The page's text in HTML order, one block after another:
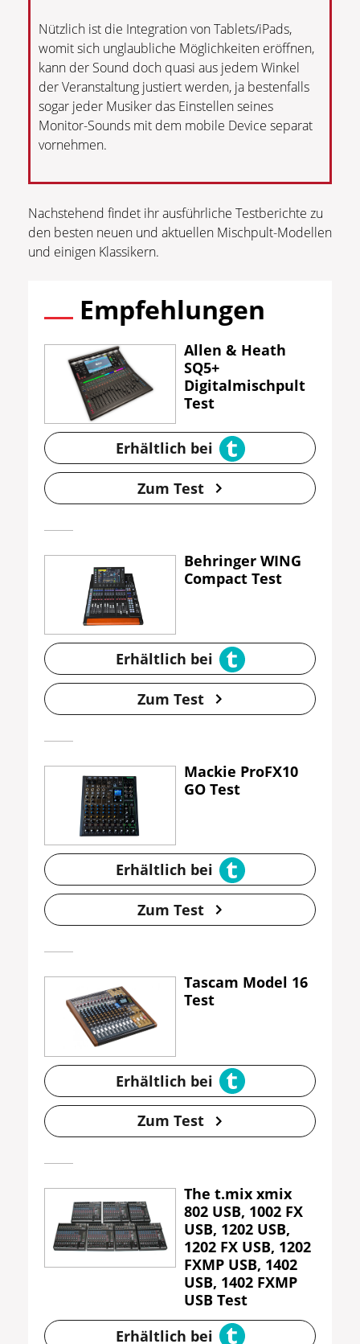
Nützlich ist die Integration von Tablets/iPads,
womit sich unglaubliche Möglichkeiten eröffnen,
kann der Sound doch quasi aus jedem Winkel
der Veranstaltung justiert werden, ja bestenfalls
sogar jeder Musiker das Einstellen seines
Monitor-Sounds mit dem mobile Device separat
vornehmen.
Nachstehend findet ihr ausführliche Testberichte zu
den besten neuen und aktuellen Mischpult-Modellen
und einigen Klassikern.
Empfehlungen
Allen & Heath
SQ5+
Digitalmischpult
Test
Erhältlich bei
Zum Test
Behringer WING
Compact Test
Erhältlich bei
Zum Test
Mackie ProFX10
GO Test
Erhältlich bei
Zum Test
Tascam Model 16
Test
Erhältlich bei
Zum Test
The t.mix xmix
802 USB, 1002 FX
USB, 1202 USB,
1202 FX USB, 1202
FXMP USB, 1402
USB, 1402 FXMP
USB Test
Erhältlich bei